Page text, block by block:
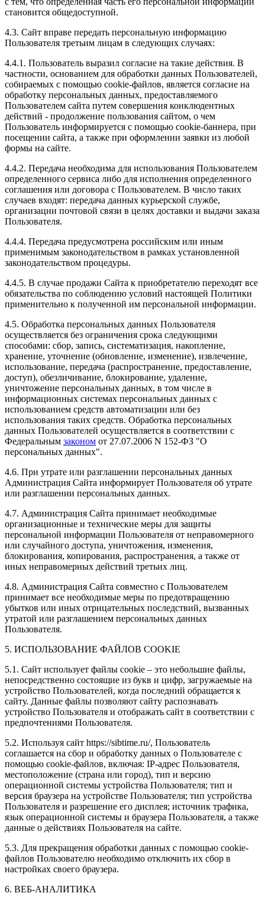
становится общедоступной.
4.3. Сайт вправе передать персональную информацию
Пользователя третьим лицам в следующих случаях:
4.4.1. Пользователь выразил согласие на такие действия. В
частности, основанием для обработки данных Пользователей,
собираемых с помощью cookie-файлов, является согласие на
обработку персональных данных, предоставляемого
Пользователем сайта путем совершения конклюдентных
действий - продолжение пользования сайтом, о чем
Пользователь информируется с помощью cookie-баннера, при
посещении сайта, а также при оформлении заявки из любой
формы на сайте.
4.4.2. Передача необходима для использования Пользователем
определенного сервиса либо для исполнения определенного
соглашения или договора с Пользователем. В число таких
случаев входят: передача данных курьерской службе,
организации почтовой связи в целях доставки и выдачи заказа
Пользователя.
4.4.4. Передача предусмотрена российским или иным
применимым законодательством в рамках установленной
законодательством процедуры.
4.4.5. В случае продажи Сайта к приобретателю переходят все
обязательства по соблюдению условий настоящей Политики
применительно к полученной им персональной информации.
4.5. Обработка персональных данных Пользователя
осуществляется без ограничения срока следующими
способами: сбор, запись, систематизация, накопление,
хранение, уточнение (обновление, изменение), извлечение,
использование, передача (распространение, предоставление,
доступ), обезличивание, блокирование, удаление,
уничтожение персональных данных, в том числе в
информационных системах персональных данных с
использованием средств автоматизации или без
использования таких средств. Обработка персональных
данных Пользователей осуществляется в соответствии с
Федеральным законом от 27.07.2006 N 152-ФЗ "О
персональных данных".
4.6. При утрате или разглашении персональных данных
Администрация Сайта информирует Пользователя об утрате
или разглашении персональных данных.
4.7. Администрация Сайта принимает необходимые
организационные и технические меры для защиты
персональной информации Пользователя от неправомерного
или случайного доступа, уничтожения, изменения,
блокирования, копирования, распространения, а также от
иных неправомерных действий третьих лиц.
4.8. Администрация Сайта совместно с Пользователем
принимает все необходимые меры по предотвращению
убытков или иных отрицательных последствий, вызванных
утратой или разглашением персональных данных
Пользователя.
5. ИСПОЛЬЗОВАНИЕ ФАЙЛОВ COOKIE
5.1. Сайт использует файлы cookie – это небольшие файлы,
непосредственно состоящие из букв и цифр, загружаемые на
устройство Пользователей, когда последний обращается к
сайту. Данные файлы позволяют сайту распознавать
устройство Пользователя и отображать сайт в соответствии с
предпочтениями Пользователя.
5.2. Используя сайт https://sibtime.ru/, Пользователь
соглашается на сбор и обработку данных о Пользователе с
помощью cookie-файлов, включая: IP-адрес Пользователя,
местоположение (страна или город), тип и версию
операционной системы устройства Пользователя; тип и
версия браузера на устройстве Пользователя; тип устройства
Пользователя и разрешение его дисплея; источник трафика,
язык операционной системы и браузера Пользователя, а также
данные о действиях Пользователя на сайте.
5.3. Для прекращения обработки данных с помощью cookie-
файлов Пользователю необходимо отключить их сбор в
настройках своего браузера.
6. ВЕБ-АНАЛИТИКА